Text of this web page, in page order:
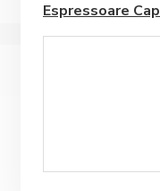
Espressoare